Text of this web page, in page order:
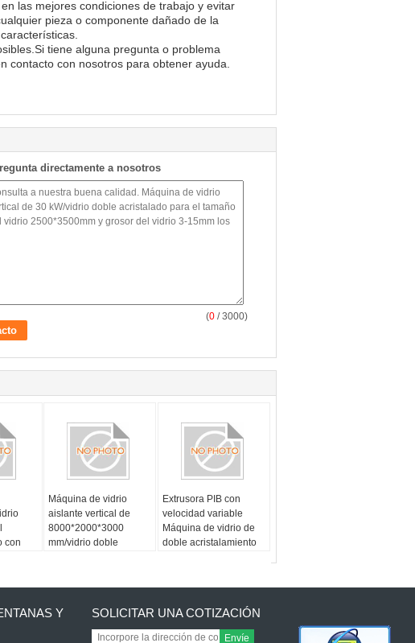
las mejores condiciones de trabajo y evitar
pieza o componente dañado de la
tiene alguna pregunta o problema
contacto con nosotros para obtener ayuda.
directamente a nosotros
(0 / 3000)
con
Máquina de vidrio
aislante vertical de
8000*2000*3000
mm/vidrio doble
15 mm
Extrusora PIB con
velocidad variable
Máquina de vidrio de
doble acristalamiento
Y
SOLICITAR UNA COTIZACIÓN
Envíe